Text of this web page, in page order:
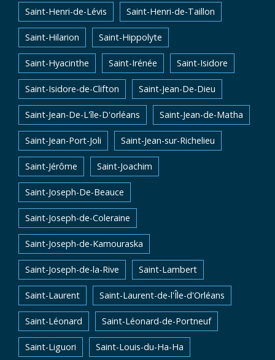
Saint-Henri-de-Lévis Saint-Henri-de-Taillon
Saint-Hilarion Saint-Hippolyte
Saint-Hyacinthe Saint-Irénée Saint-Isidore
Saint-Isidore-de-Clifton Saint-Jean-De-Dieu
Saint-Jean-De-L'île-D'orléans Saint-Jean-de-Matha
Saint-Jean-Port-Joli Saint-Jean-sur-Richelieu
Saint-Jérôme Saint-Joachim
Saint-Joseph-De-Beauce
Saint-Joseph-de-Coleraine
Saint-Joseph-de-Kamouraska
Saint-Joseph-de-la-Rive Saint-Lambert
Saint-Laurent Saint-Laurent-de-l'Île-d'Orléans
Saint-Léonard Saint-Léonard-de-Portneuf
Saint-Liguori Saint-Louis-du-Ha-Ha